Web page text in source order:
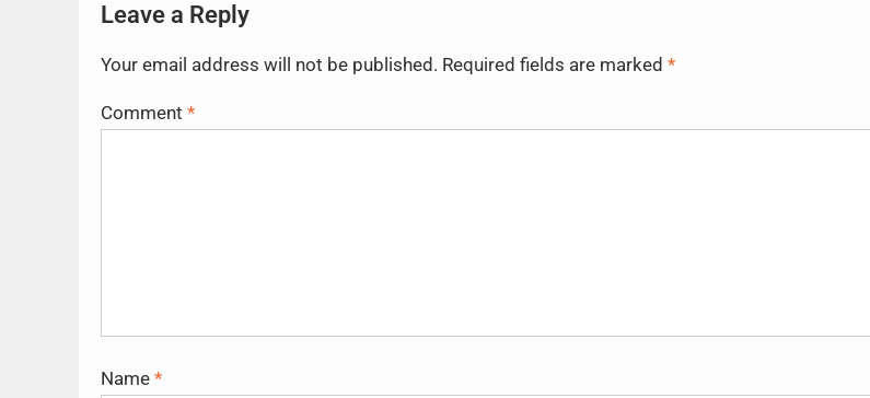
Leave a Reply
Your email address will not be published. Required fields are marked *
Comment *
Name *